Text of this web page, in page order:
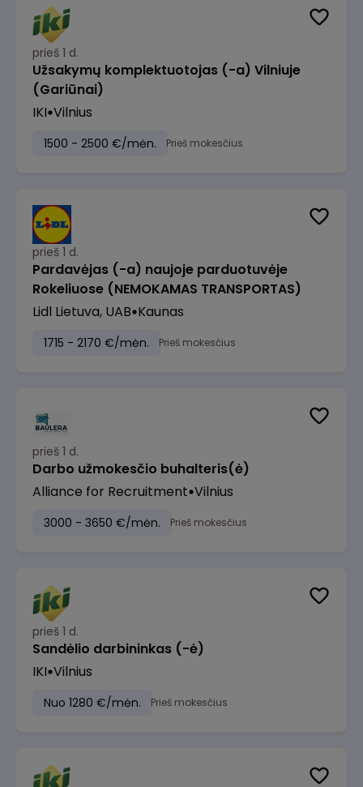
prieš 1 d.
Užsakymų komplektuotojas (-a) Vilniuje
(Gariūnai)
IKI Vilnius
1500 - 2500 €/mėn. Prieš mokesčius
prieš 1 d.
Pardavėjas (-a) naujoje parduotuvėje
Rokeliuose (NEMOKAMAS TRANSPORTAS)
Lidl Lietuva, UAB Kaunas
1715 - 2170 €/mėn. Prieš mokesčius
prieš 1 d.
Darbo užmokesčio buhalteris(ė)
Alliance for Recruitment Vilnius
3000 - 3650 €/mėn. Prieš mokesčius
prieš 1 d.
Sandėlio darbininkas (-ė)
IKI Vilnius
Nuo 1280 €/mėn. Prieš mokesčius